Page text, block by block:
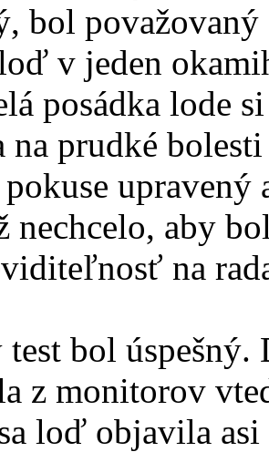
bol považovaný
v jeden
posádka lode
na prudké
upravený
nechcelo, aby
na
test bol
z monitorov
loď objavila